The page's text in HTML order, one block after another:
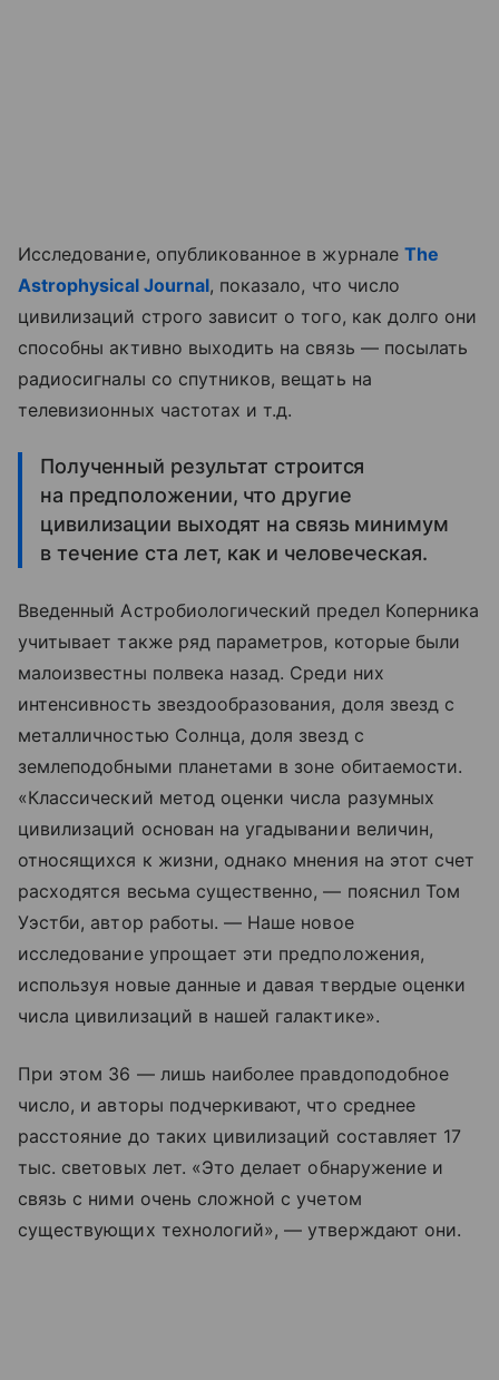
Исследование, опубликованное в журнале The
Astrophysical Journal, показало, что число
цивилизаций строго зависит о того, как долго они
способны активно выходить на связь — посылать
радиосигналы со спутников, вещать на
телевизионных частотах и т.д.
Полученный результат строится
на предположении, что другие
цивилизации выходят на связь минимум
в течение ста лет, как и человеческая.
Введенный Астробиологический предел Коперника
учитывает также ряд параметров, которые были
малоизвестны полвека назад. Среди них
интенсивность звездообразования, доля звезд с
металличностью Солнца, доля звезд с
землеподобными планетами в зоне обитаемости.
«Классический метод оценки числа разумных
цивилизаций основан на угадывании величин,
относящихся к жизни, однако мнения на этот счет
расходятся весьма существенно, — пояснил Том
Уэстби, автор работы. — Наше новое
исследование упрощает эти предположения,
используя новые данные и давая твердые оценки
числа цивилизаций в нашей галактике».
При этом 36 — лишь наиболее правдоподобное
число, и авторы подчеркивают, что среднее
расстояние до таких цивилизаций составляет 17
тыс. световых лет. «Это делает обнаружение и
связь с ними очень сложной с учетом
существующих технологий», — утверждают они.